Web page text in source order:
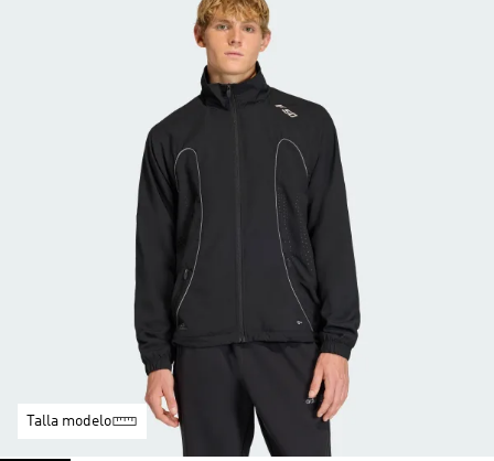
Talla modelo